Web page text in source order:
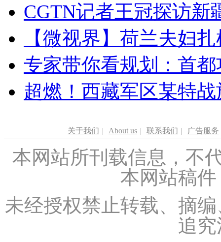
CGTN记者王冠探访新
【微视界】荷兰夫妇
专家带你看规划：首
超燃！西藏军区某特
关于我们 | About us | 联系我们 | 广告服务
本网站所刊载信息，不
本网站稿
未经授权禁止转载、摘
追